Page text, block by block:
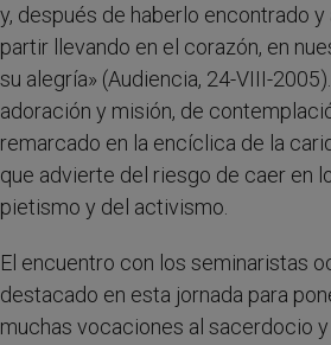
y, después de haberlo encontrado y
partir llevando en el corazón, en
su alegría» (Audiencia, 24-VIII-
adoración y misión, de
remarcado en la encíclica de la
que advierte del riesgo de caer en
pietismo y del activismo.
El encuentro con los seminaristas
destacado en esta jornada para
muchas vocaciones al sacerdocio